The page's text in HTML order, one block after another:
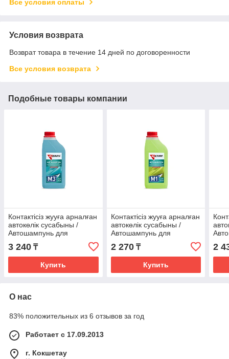
Все условия оплаты
Условия возврата
Возврат товара в течение 14 дней по договоренности
Все условия возврата
Подобные товары компании
Контактісіз жууға арналған
автокөлік сусабыны /
Автошампунь для
бесконтактной мойки
KERRY M3 KR3073
1000мл.
3 240 ₸
Купить
Контактісіз жууға арналған
автокөлік сусабыны /
Автошампунь для
бесконтактной мойки
KERRY M1 KR3071
1000мл.
2 270₸
Купить
2
О нас
83% положительных из 6 отзывов за год
Работает с 17.09.2013
г. Кокшетау